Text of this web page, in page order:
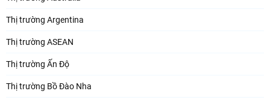
Thị trường Argentina
Thị trường ASEAN
Thị trường Ấn Độ
Thị trường Bồ Đào Nha